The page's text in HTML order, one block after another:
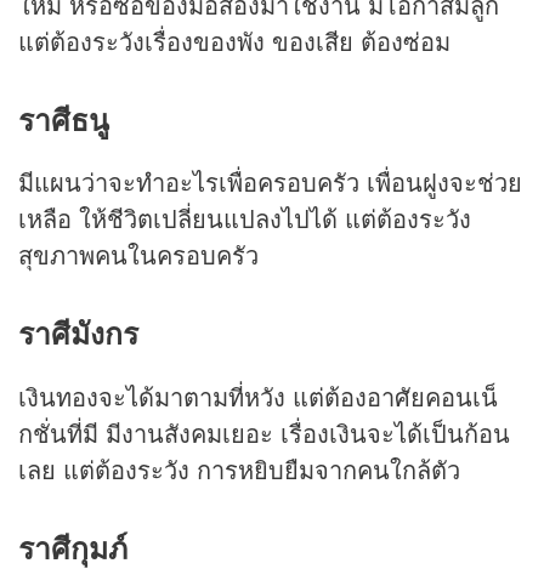
แต่ต้องระวังเรื่องของพัง ของเสีย ต้องซ่อม
ราศีธนู
มีแผนว่าจะทำอะไรเพื่อครอบครัว เพื่อนฝูงจะช่วย
เหลือ ให้ชีวิตเปลี่ยนแปลงไปได้ แต่ต้องระวัง
สุขภาพคนในครอบครัว
ราศีมังกร
เงินทองจะได้มาตามที่หวัง แต่ต้องอาศัยคอนเน็
กชั่นที่มี มีงานสังคมเยอะ เรื่องเงินจะได้เป็นก้อน
เลย แต่ต้องระวัง การหยิบยืมจากคนใกล้ตัว
ราศีกุมภ์